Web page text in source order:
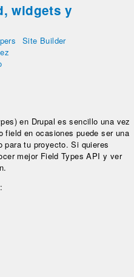
widgets y
Site Builder
en Drupal es sencillo una vez
field en ocasiones puede ser una
para tu proyecto. Si quieres
mejor Field Types API y ver